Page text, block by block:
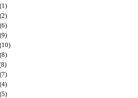
(1)
(2)
(6)
(9)
(10)
(8)
(7)
(4)
(5)